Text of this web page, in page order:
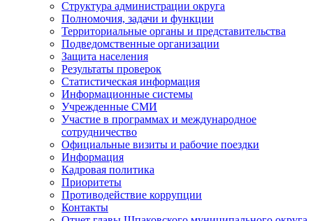
Структура администрации округа
Полномочия, задачи и функции
Территориальные органы и представительства
Подведомственные организации
Защита населения
Результаты проверок
Статистическая информация
Информационные системы
Учрежденные СМИ
Участие в программах и международное
сотрудничество
Официальные визиты и рабочие поездки
Информация
Кадровая политика
Приоритеты
Противодействие коррупции
Контакты